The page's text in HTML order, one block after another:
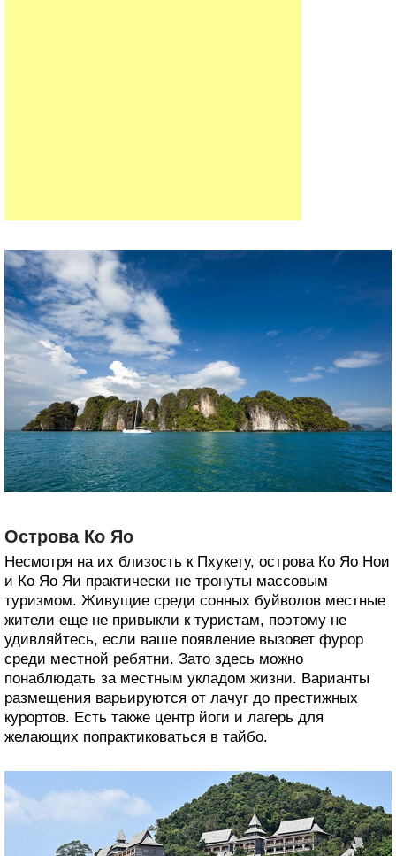
Острова Ко Яо
Несмотря на их близость к Пхукету, острова Ко Яо Нои
и Ко Яо Яи практически не тронуты массовым
туризмом. Живущие среди сонных буйволов местные
жители еще не привыкли к туристам, поэтому не
удивляйтесь, если ваше появление вызовет фурор
среди местной ребятни. Зато здесь можно
понаблюдать за местным укладом жизни. Варианты
размещения варьируются от лачуг до престижных
курортов. Есть также центр йоги и лагерь для
желающих попрактиковаться в тайбо.